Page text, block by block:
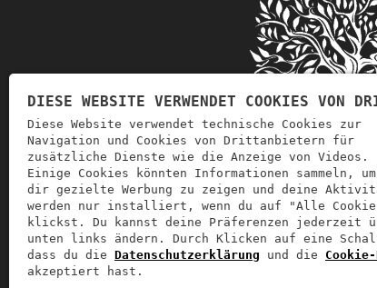
SogliaGoccia d'Orobeschäftigt sich
DIESE WEBSITE VERWENDET COOKIES VON
Diese Website verwendet technische Cookies zur
Navigation und Cookies von Drittanbietern für
zusätzliche Dienste wie die Anzeige von Videos.
Einige Cookies könnten Informationen sammeln, um
dir gezielte Werbung zu zeigen und deine
werden nur installiert, wenn du auf "Alle
klickst. Du kannst deine Präferenzen jederzeit
unten links ändern. Durch Klicken auf eine
dass du die Datenschutzerklärung und die
akzeptiert hast.